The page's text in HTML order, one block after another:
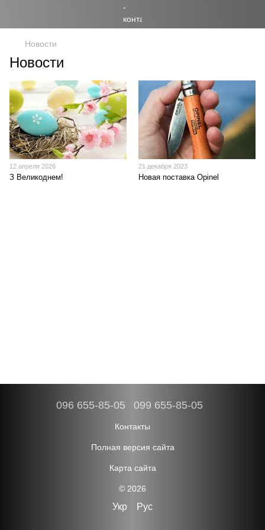
Новости
Новости
12 апреля 2026
З Великоднем!
21 декабря 2023
Новая поставка Opinel
096 655-85-05 099 655-85-05
Контакты
Полная версия сайта
Карта сайта
© 2026
Укр Рус